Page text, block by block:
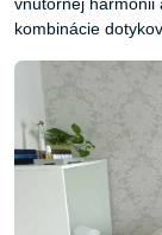
kombinácie